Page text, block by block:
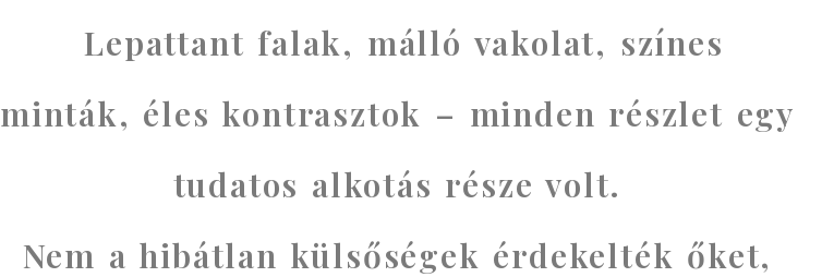
Lepattant falak, málló vakolat, színes
minták, éles kontrasztok – minden részlet egy
tudatos alkotás része volt.
Nem a hibátlan külsőségek érdekelték őket,